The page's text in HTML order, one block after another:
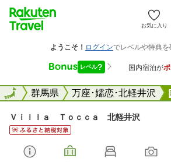
お気に入り
全国群馬県 万座･嬬恋･北軽井沢
全国
Ｖｉｌｌａ Ｔｏｃｃａ 北軽井沢